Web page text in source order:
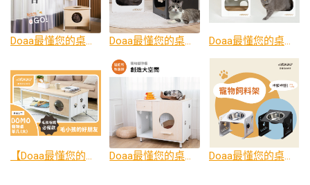
Doaa最懂您的桌仔 X 毛小孩｜Triangle經典三角貓跳台 貓跳台 貓塔 貓爬架 貓玩具 Doaa最懂您的桌仔 ｜Abui貓抓屋椅墊款 貓抓板窩 椅墊款 人寵共用 貓玩具 寵物家具 貓椅凳 貓家具 Doaa最懂您的桌仔 x 毛小孩｜Abui貓抓屋雙層抓板款 貓抓板窩 人寵共用 貓玩具 寵物家具 貓家具
Doaa最懂您的桌仔 X 毛小孩｜貓咪飼料架 寵物飼料架 寵物碗架 寵物碗 寵物餐桌 貓餐碗 可調節 黃金15度